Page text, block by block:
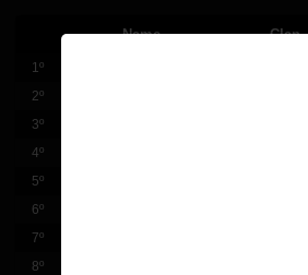
Name Clan
1º
2º
3º
4º
5º
6º
7º
8º